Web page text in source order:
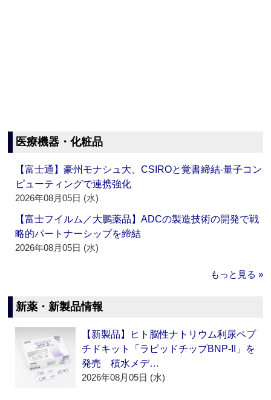
医療機器・化粧品
【富士通】豪州モナシュ大、CSIROと覚書締結‐量子コン
ピューティングで連携強化
2026年08月05日 (水)
【富士フイルム／大鵬薬品】ADCの製造技術の開発で戦
略的パートナーシップを締結
2026年08月05日 (水)
もっと見る »
新薬・新製品情報
【新製品】ヒト脳性ナトリウム利尿ペプ
チドキット「ラピッドチップBNP-II」を
発売 積水メデ…
2026年08月05日 (水)